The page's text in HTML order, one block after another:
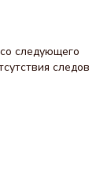
следующего
следов